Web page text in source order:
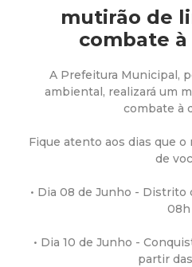
u
i
c
i
mutirão de
combate
A Prefeitura Municipal,
ambiental, realizará um
combate à
Fique atento aos dias que
de
• Dia 08 de Junho - Distrito
08h
• Dia 10 de Junho -
partir